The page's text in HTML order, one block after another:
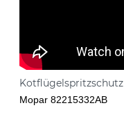
Kotflügelspritzschutz
Mopar 82215332AB